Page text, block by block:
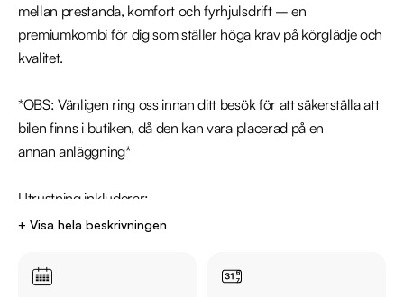
mellan prestanda, komfort och fyrhjulsdrift – en
premiumkombi för dig som ställer höga krav på körglädje och
kvalitet.
*OBS: Vänligen ring oss innan ditt besök för att säkerställa att
bilen finns i butiken, då den kan vara placerad på en
annan anläggning*
Utrustning inkluderar:
  - M-Sport
+ Visa hela beskrivningen